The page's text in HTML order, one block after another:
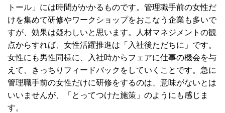
トール」には時間がかかるものです。管理職手前の女性だ
けを集めて研修やワークショップをおこなう企業も多いで
すが、効果は疑わしいと思います。人材マネジメントの観
点からすれば、女性活躍推進は「入社後ただちに」です。
女性にも男性同様に、入社時からフェアに仕事の機会を与
えて、きっちりフィードバックをしていくことです。急に
管理職手前の女性だけに研修をするのは、意味がないとは
いいませんが、「とってつけた施策」のようにも感じま
す。